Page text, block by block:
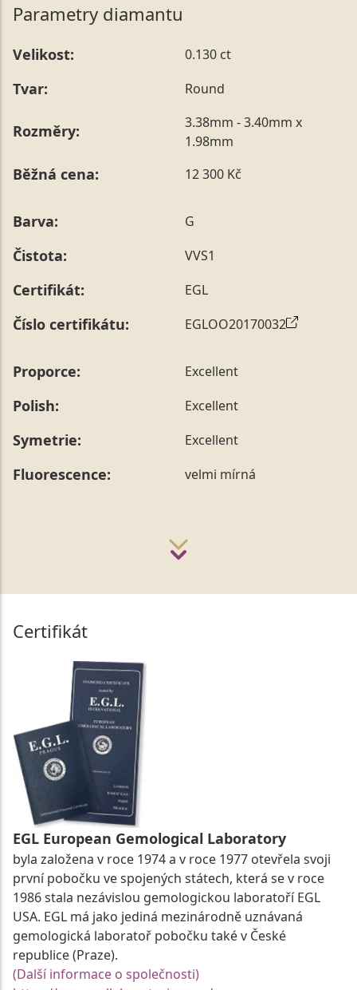
Parametry diamantu
Velikost: 0.130 ct
Tvar: Round
Rozměry:
3.38mm - 3.40mm x
1.98mm
Běžná cena: 12 300 Kč
Barva: G
Čistota: VVS1
Certifikát: EGL
Číslo certifikátu: EGLOO20170032
Proporce: Excellent
Polish: Excellent
Symetrie: Excellent
Fluorescence: velmi mírná
Certifikát
EGL European Gemological Laboratory
byla založena v roce 1974 a v roce 1977 otevřela svoji
první pobočku ve spojených státech, která se v roce
1986 stala nezávislou gemologickou laboratoří EGL
USA. EGL má jako jediná mezinárodně uznávaná
gemologická laboratoř pobočku také v České
republice (Praze).
(Další informace o společnosti)